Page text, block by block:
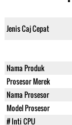
Jenis Caj Cepat
Nama Produk
Prosesor Merek
Nama Prosesor
Model Prosesor
# Inti CPU